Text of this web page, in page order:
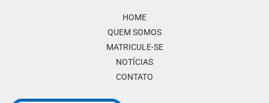
HOME
QUEM SOMOS
MATRICULE-SE
NOTÍCIAS
CONTATO